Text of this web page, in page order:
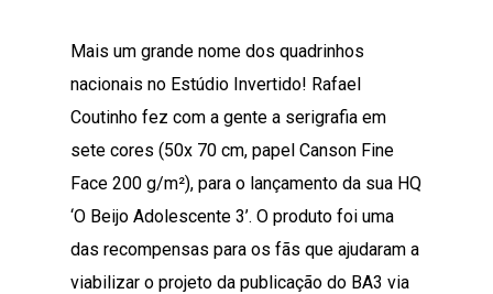
Mais um grande nome dos quadrinhos
nacionais no Estúdio Invertido! Rafael
Coutinho fez com a gente a serigrafia em
sete cores (50x 70 cm, papel Canson Fine
Face 200 g/m²), para o lançamento da sua HQ
‘O Beijo Adolescente 3’. O produto foi uma
das recompensas para os fãs que ajudaram a
viabilizar o projeto da publicação do BA3 via